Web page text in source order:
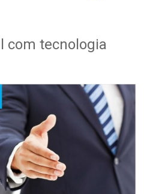
com tecnologia